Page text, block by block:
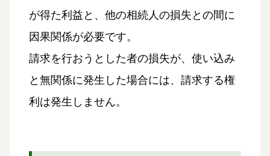
が得た利益と、他の相続人の損失との間に
因果関係が必要です。
請求を行おうとした者の損失が、使い込み
と無関係に発生した場合には、請求する権
利は発生しません。